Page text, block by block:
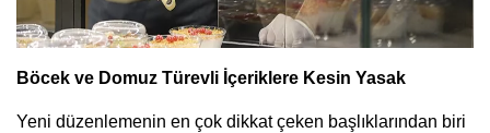
Böcek ve Domuz Türevli İçeriklere Kesin Yasak
Yeni düzenlemenin en çok dikkat çeken başlıklarından biri